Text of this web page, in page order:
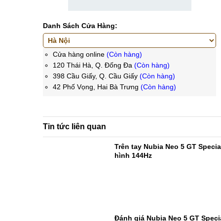
Danh Sách Cửa Hàng:
Cửa hàng online (Còn hàng)
120 Thái Hà, Q. Đống Đa (Còn hàng)
398 Cầu Giấy, Q. Cầu Giấy (Còn hàng)
42 Phố Vọng, Hai Bà Trưng (Còn hàng)
Tin tức liên quan
Trên tay Nubia Neo 5 GT
hình 144Hz
Đánh giá Nubia Neo 5 GT